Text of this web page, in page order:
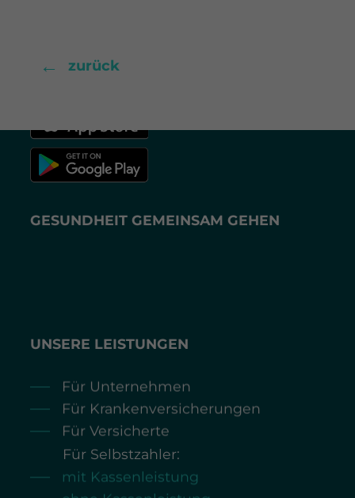
← zurück
info@widecare.de
GESUNDHEIT GEMEINSAM GEHEN
UNSERE LEISTUNGEN
Für Unternehmen
Für Krankenversicherungen
Für Versicherte
Für Selbstzahler:
mit Kassenleistung